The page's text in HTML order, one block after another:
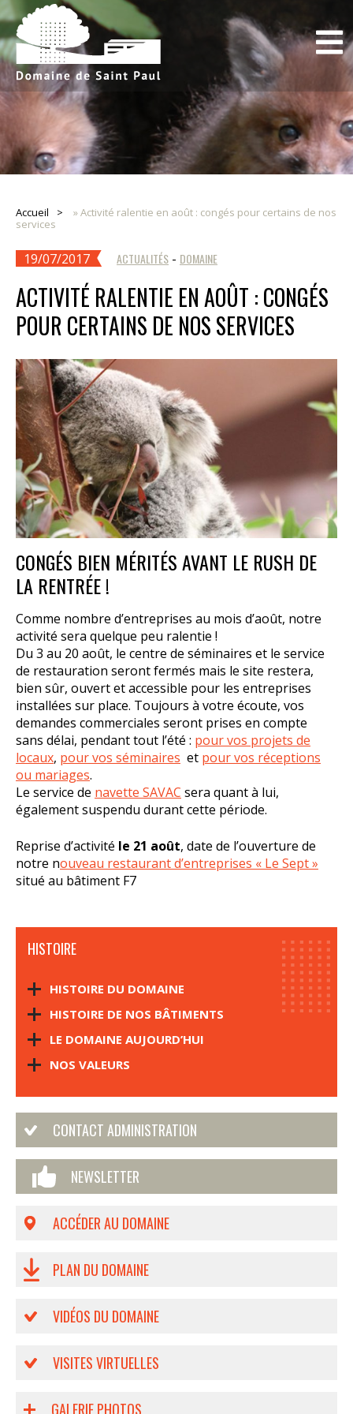
Accueil »Activité ralentie en août : congés pour certains de nos
services
19/07/2017 ACTUALITÉS - DOMAINE
ACTIVITÉ RALENTIE EN AOÛT : CONGÉS
POUR CERTAINS DE NOS SERVICES
CONGÉS BIEN MÉRITÉS AVANT LE RUSH DE
LA RENTRÉE !
Comme nombre d’entreprises au mois d’août, notre
activité sera quelque peu ralentie !
Du 3 au 20 août, le centre de séminaires et le service
de restauration seront fermés mais le site restera,
bien sûr, ouvert et accessible pour les entreprises
installées sur place. Toujours à votre écoute, vos
demandes commerciales seront prises en compte
sans délai, pendant tout l’été : pour vos projets de
locaux, pour vos séminaires et pour vos réceptions
ou mariages.
Le service de navette SAVAC sera quant à lui,
également suspendu durant cette période.
Reprise d’activité le 21 août, date de l’ouverture de
notre nouveau restaurant d’entreprises « Le Sept »
situé au bâtiment F7
HISTOIRE
HISTOIRE DU DOMAINE
HISTOIRE DE NOS BÂTIMENTS
LE DOMAINE AUJOURD’HUI
NOS VALEURS
CONTACT ADMINISTRATION
NEWSLETTER
ACCÉDER AU DOMAINE
PLAN DU DOMAINE
VIDÉOS DU DOMAINE
VISITES VIRTUELLES
GALERIE PHOTOS